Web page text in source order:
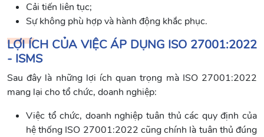
Cải tiến liên tục;
Sự không phù hợp và hành động khắc phục.
LỢI ÍCH CỦA VIỆC ÁP DỤNG ISO 27001:2022
- ISMS
Sau đây là những lợi ích quan trọng mà ISO 27001:2022
mang lại cho tổ chức, doanh nghiệp:
Việc tổ chức, doanh nghiệp tuân thủ các quy định của
hệ thống ISO 27001:2022 cũng chính là tuân thủ đúng